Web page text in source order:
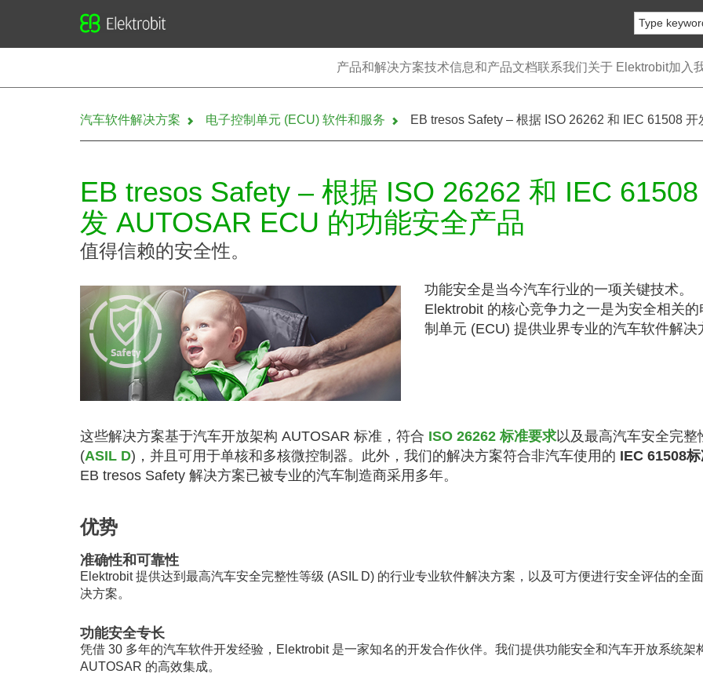
产品和解决方案技术信息和产品文档联系我们关于 Elektrobit加入
汽车软件解决方案 电子控制单元 (ECU) 软件和服务 EB tresos Safety – 根据 ISO 26262 和 IEC 61508
EB tresos Safety – 根据 ISO 26262 和 IEC
发 AUTOSAR ECU 的功能安全产品
值得信赖的安全性。
功能安全是当今汽车行业的一项关键技术。
Elektrobit 的核心竞争力之一是为安全相关的
制单元 (ECU) 提供业界专业的汽车软件解决
这些解决方案基于汽车开放架构 AUTOSAR 标准，符合 ISO 26262 标准要求以及最高汽车安全完整
(ASIL D)，并且可用于单核和多核微控制器。此外，我们的解决方案符合非汽车使用的 IEC 61508
EB tresos Safety 解决方案已被专业的汽车制造商采用多年。
优势
准确性和可靠性
Elektrobit 提供达到最高汽车安全完整性等级 (ASIL D) 的行业专业软件解决方案，以及可方便进行安全评估的全
决方案。
功能安全专长
凭借 30 多年的汽车软件开发经验，Elektrobit 是一家知名的开发合作伙伴。我们提供功能安全和汽车开放系统架
AUTOSAR 的高效集成。